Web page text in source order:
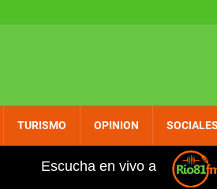
TURISMO OPINION SOCIALES
dominicanos, fueron
Escucha en vivo a